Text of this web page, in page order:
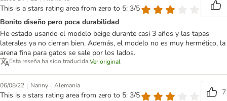
This is a stars rating area from zero to 5: 3/5
Bonito diseño pero poca durabilidad
He estado usando el modelo beige durante casi 3 años y las tapas
laterales ya no cierran bien. Además, el modelo no es muy hermético, la
arena fina para gatos se sale por los lados.
Esta reseña ha sido traducida.Ver original
06/08/22 | Nanny | Alemania
This is a stars rating area from zero to 5: 3/5
7